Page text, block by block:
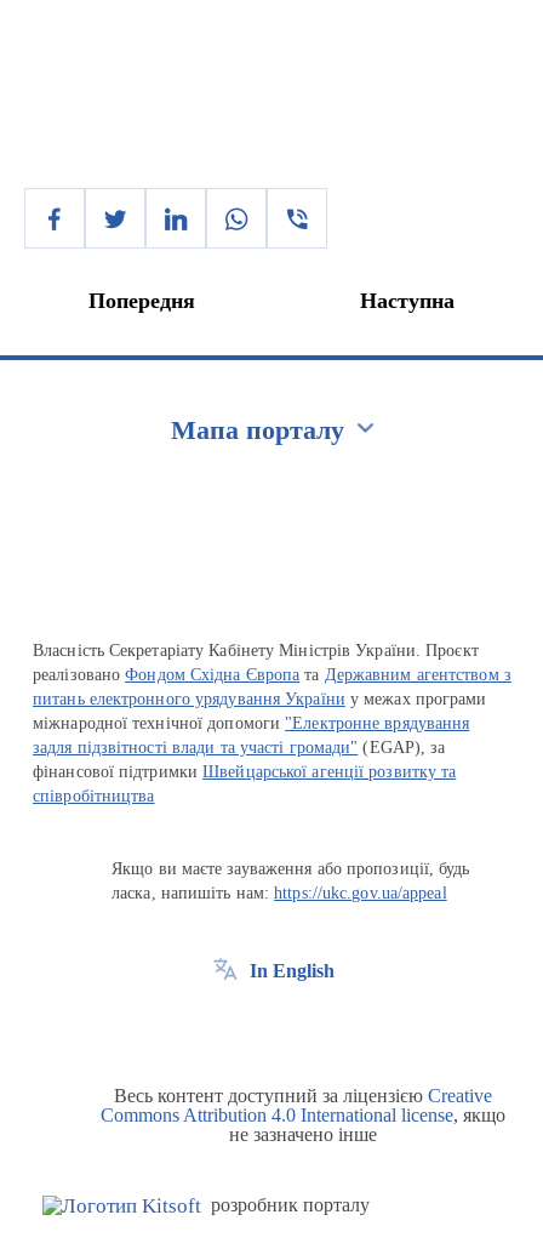
Попередня Наступна
Мапа порталу
Власність Секретаріату Кабінету Міністрів України. Проєкт
реалізованоФондом Східна Європа та Державним агентством з
питань електронного урядування України у межах програми
міжнародної технічної допомоги "Електронне врядування
задля підзвітності влади та участі громади" (EGAP), за
фінансової підтримкиШвейцарської агенції розвитку та
співробітництва
Якщо ви маєте зауваження або пропозиції, будь
ласка, напишіть нам:https://ukc.gov.ua/appeal
In English
Весь контент доступний за ліцензією Creative
Commons Attribution 4.0 International license, якщо
не зазначено інше
розробник порталу